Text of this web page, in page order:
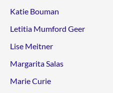
Katie Bouman
Letitia Mumford Geer
Lise Meitner
Margarita Salas
Marie Curie